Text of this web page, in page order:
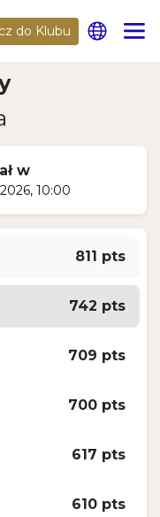
do Klubu
w
10:00
811 pts
742 pts
709 pts
700 pts
617 pts
610 pts